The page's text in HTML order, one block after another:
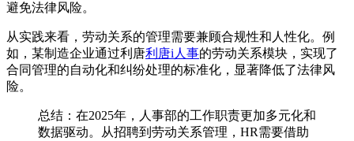
避免法律风险。
从实践来看，劳动关系的管理需要兼顾合规性和人性化。例
如，某制造企业通过利唐利唐i人事的劳动关系模块，实现了
合同管理的自动化和纠纷处理的标准化，显著降低了法律风
险。
总结：在2025年，人事部的工作职责更加多元化和
数据驱动。从招聘到劳动关系管理，HR需要借助